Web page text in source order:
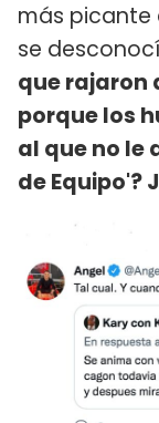
más picante
se
que rajaron
porque los
al que no le
de Equipo'?